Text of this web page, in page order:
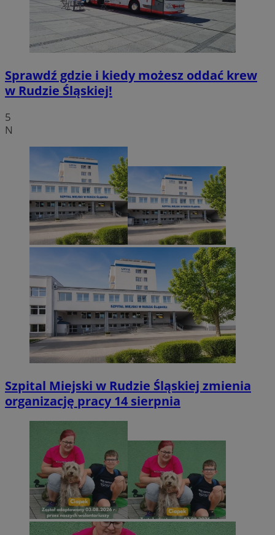
Sprawdź gdzie i kiedy możesz oddać krew
w Rudzie Śląskiej!
5
N
Szpital Miejski w Rudzie Śląskiej zmienia
organizację pracy 14 sierpnia